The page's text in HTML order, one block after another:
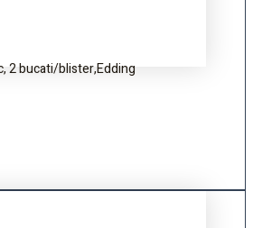
2 bucati/blister,Edding